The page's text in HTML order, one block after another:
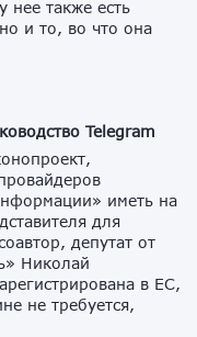
нее также есть
и то, во что она
Telegram
иметь на
для
депутат от
Николай
в ЕС,
не требуется,